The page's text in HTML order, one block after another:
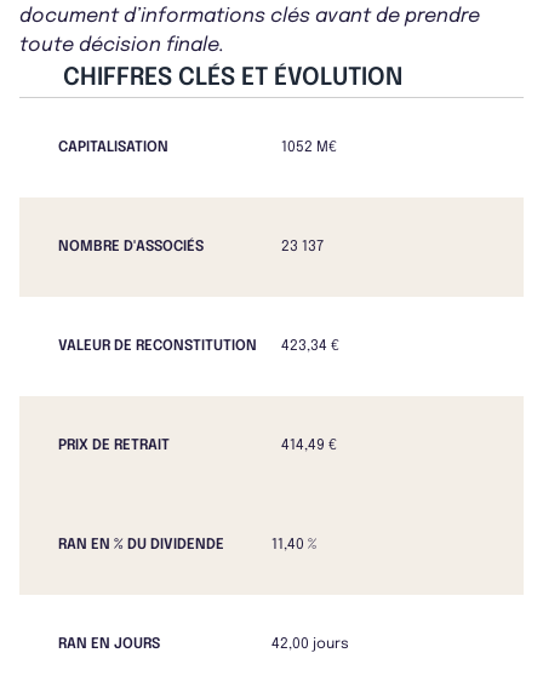
document d’informations clés avant de prendre
toute décision finale.
CHIFFRES CLÉS ET ÉVOLUTION
CAPITALISATION 1052 M€
NOMBRE D'ASSOCIÉS 23 137
VALEUR DE RECONSTITUTION 423,34 €
PRIX DE RETRAIT 414,49 €
RAN EN % DU DIVIDENDE 11,40 %
RAN EN JOURS 42,00 jours